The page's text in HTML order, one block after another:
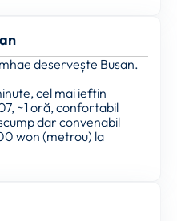
deservește Busan.
cel mai ieftin
~1 oră, confortabil
dar convenabil
won (metrou) la